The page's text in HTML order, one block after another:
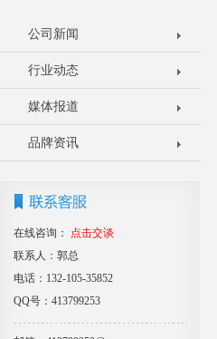
公司新闻
行业动态
媒体报道
品牌资讯
在线咨询：
点击交谈
联系人：郭总
电话：132-105-35852
QQ号：413799253